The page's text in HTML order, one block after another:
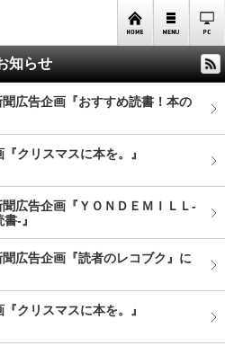
知らせ
広告企画『おすすめ読書！本の
クリスマスに本を。』
広告企画『ＹＯＮＤＥＭＩＬＬ-
-』
広告企画『読者のレコブク』に
クリスマスに本を。』